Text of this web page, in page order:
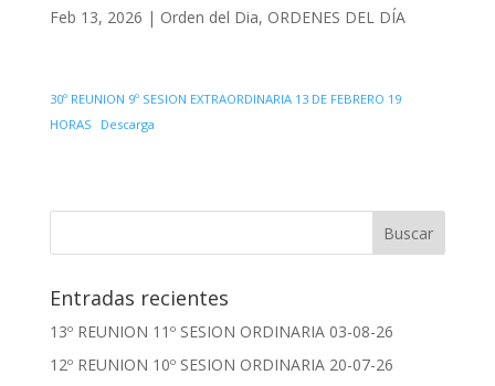
Feb 13, 2026 | Orden del Dia, ORDENES DEL DÍA
30º REUNION 9º SESION EXTRAORDINARIA 13 DE FEBRERO 19
HORAS
Descarga
Entradas recientes
13º REUNION 11º SESION ORDINARIA 03-08-26
12º REUNION 10º SESION ORDINARIA 20-07-26